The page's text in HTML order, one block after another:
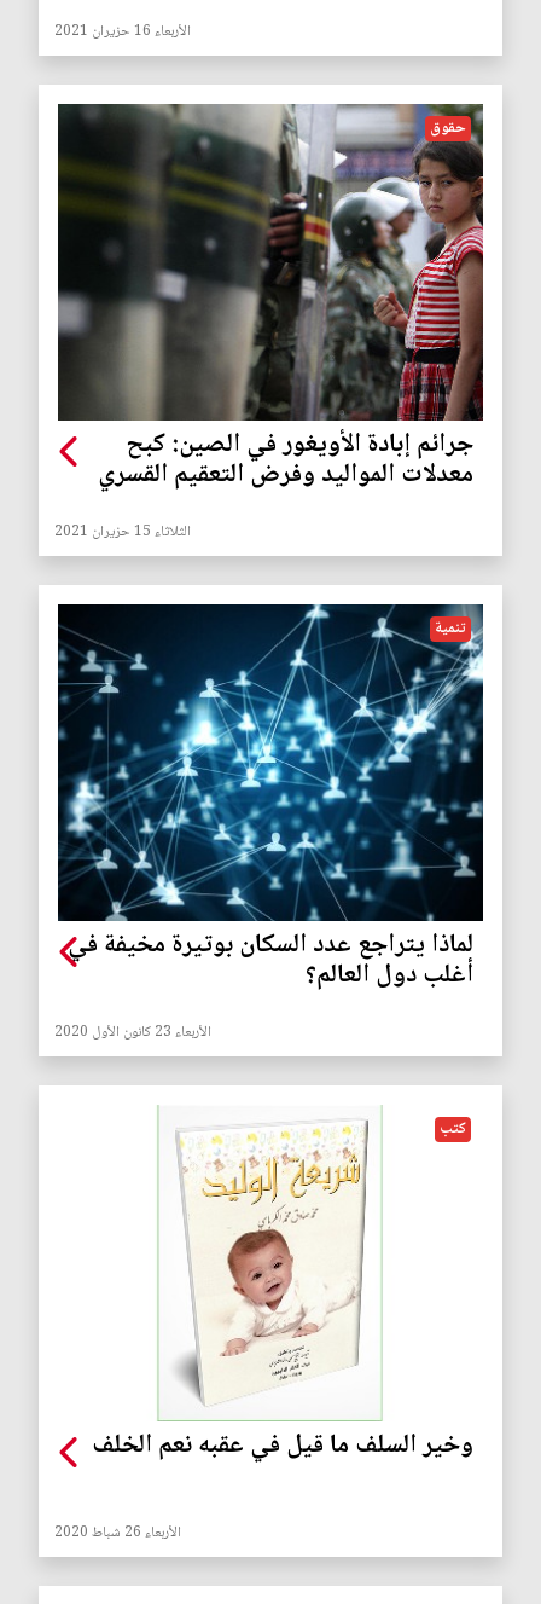
الأربعاء 16 حزيران 2021
حقوق
جرائم إبادة الأويغور في الصين: كبح
معدلات المواليد وفرض التعقيم القسري
الثلاثاء 15 حزيران 2021
تنمية
لماذا يتراجع عدد السكان بوتيرة مخيفة في
أغلب دول العالم؟
الأربعاء 23 كانون الأول 2020
كتب
وخير السلف ما قيل في عقبه نعم الخلف
الأربعاء 26 شباط 2020